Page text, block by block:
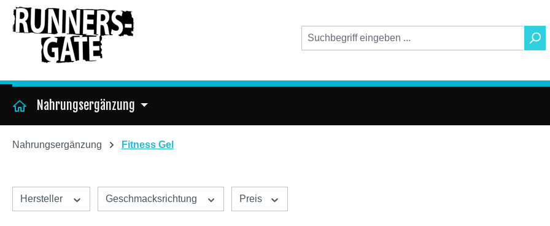
Hauptinhalt springen
Zur Suche springen
Zur Hauptnavigation springen
Home
Nahrungsergänzung
Nahrungsergänzung Fitness Gel
Hersteller Geschmacksrichtung Preis